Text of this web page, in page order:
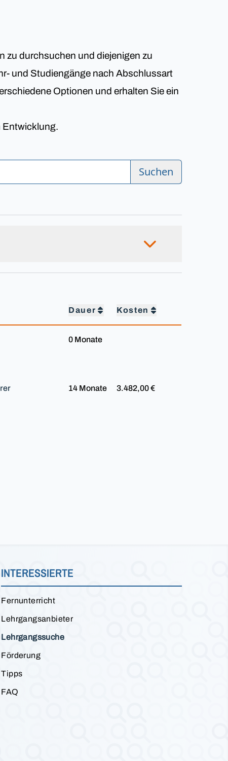
zu durchsuchen und diejenigen zu
und Studiengänge nach Abschlussart
Optionen und erhalten Sie ein
Entwicklung.
Suchen
Dauer Kosten
0 Monate
14 Monate 3.482,00 €
INTERESSIERTE
Fernunterricht
Lehrgangsanbieter
Lehrgangssuche
Förderung
Tipps
FAQ